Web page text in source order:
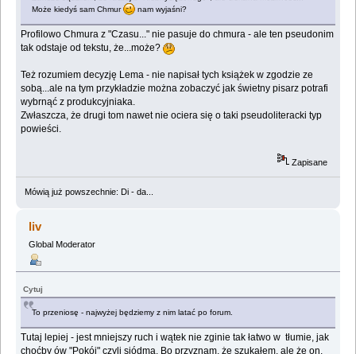
Może kiedyś sam Chmur
nam wyjaśni?
Profilowo Chmura z "Czasu..." nie pasuje do chmura - ale ten pseudonim
tak odstaje od tekstu, że...może?
Też rozumiem decyzję Lema - nie napisał tych książek w zgodzie ze
sobą...ale na tym przykładzie można zobaczyć jak świetny pisarz potrafi
wybrnąć z produkcyjniaka.
Zwłaszcza, że drugi tom nawet nie ociera się o taki pseudoliteracki typ
powieści.
Zapisane
Mówią już powszechnie: Di - da...
liv
Global Moderator
Cytuj
To przeniosę - najwyżej będziemy z nim latać po forum.
Tutaj lepiej - jest mniejszy ruch i wątek nie zginie tak łatwo w tłumie, jak
choćby ów "Pokój" czyli siódma. Bo przyznam, że szukałem, ale że on,